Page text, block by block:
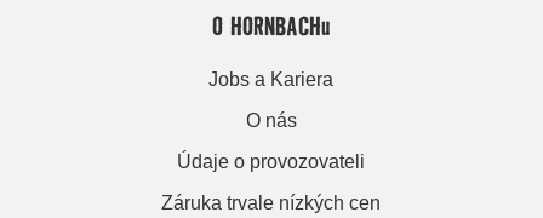
O HORNBACHu
Jobs a Kariera
O nás
Údaje o provozovateli
Záruka trvale nízkých cen